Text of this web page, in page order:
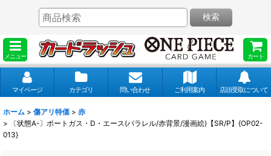
メニュー カート
検索
マイページ カテゴリ 問い合わせ ご利用案内 店頭受取について
ホーム > 傷アリ特価 > 赤
>
〔状態A-〕ポートガス・D・エース(パラレル/赤背景/漫画絵)【SR/P】{OP02-
013}